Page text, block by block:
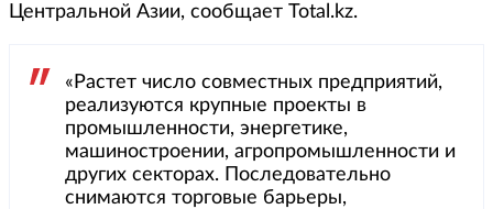
Центральной Азии, сообщает Total.kz.
«Растет число совместных предприятий,
реализуются крупные проекты в
промышленности, энергетике,
машиностроении, агропромышленности и
других секторах. Последовательно
снимаются торговые барьеры,